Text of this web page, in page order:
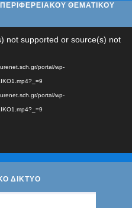
ΘΕΜΑΤΙΚΟΥ
not supported or source(s) not
portal/wp-
portal/wp-
ΔΙΚΤΥΟ